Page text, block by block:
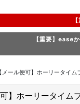
【重要】ease
ル便可】ホーリータイム
ーリータイム